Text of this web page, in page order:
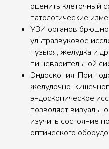
оценить клеточный
патологические
УЗИ органов
ультразвуковое
пузыря, желудка и
пищеварительной
Эндоскопия. При
желудочно-
эндоскопическое
позволяет
изучить состояние
оптического